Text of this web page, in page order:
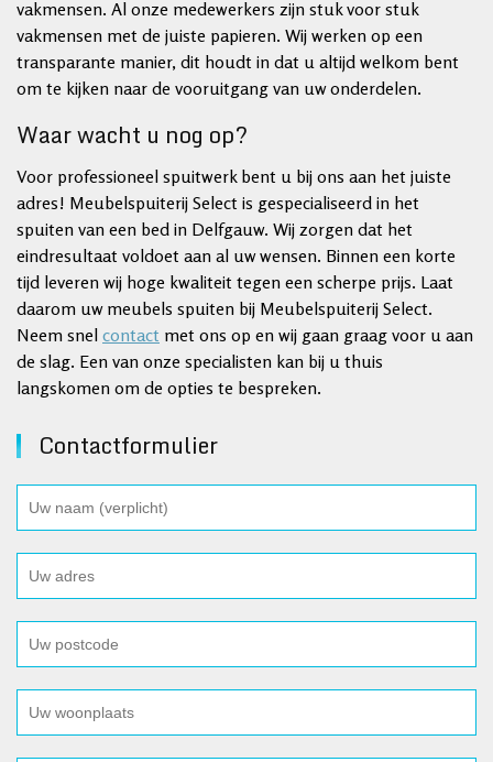
vakmensen. Al onze medewerkers zijn stuk voor stuk
vakmensen met de juiste papieren. Wij werken op een
transparante manier, dit houdt in dat u altijd welkom bent
om te kijken naar de vooruitgang van uw onderdelen.
Waar wacht u nog op?
Voor professioneel spuitwerk bent u bij ons aan het juiste
adres! Meubelspuiterij Select is gespecialiseerd in het
spuiten van een bed in Delfgauw. Wij zorgen dat het
eindresultaat voldoet aan al uw wensen. Binnen een korte
tijd leveren wij hoge kwaliteit tegen een scherpe prijs. Laat
daarom uw meubels spuiten bij Meubelspuiterij Select.
Neem snel contact met ons op en wij gaan graag voor u aan
de slag. Een van onze specialisten kan bij u thuis
langskomen om de opties te bespreken.
Contactformulier